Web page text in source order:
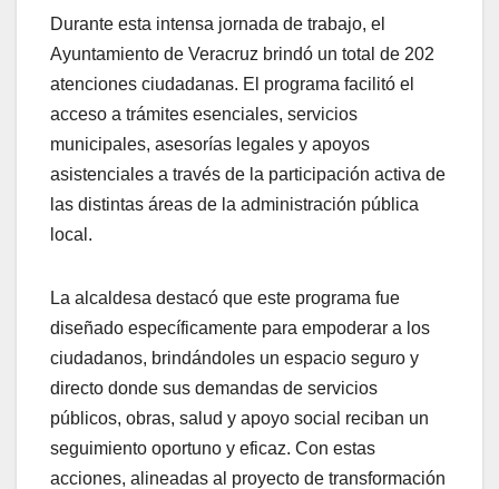
Durante esta intensa jornada de trabajo, el
Ayuntamiento de Veracruz brindó un total de 202
atenciones ciudadanas. El programa facilitó el
acceso a trámites esenciales, servicios
municipales, asesorías legales y apoyos
asistenciales a través de la participación activa de
las distintas áreas de la administración pública
local.
La alcaldesa destacó que este programa fue
diseñado específicamente para empoderar a los
ciudadanos, brindándoles un espacio seguro y
directo donde sus demandas de servicios
públicos, obras, salud y apoyo social reciban un
seguimiento oportuno y eficaz. Con estas
acciones, alineadas al proyecto de transformación